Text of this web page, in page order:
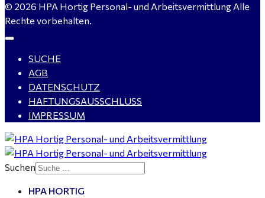
Rohrleitungsbau - Tagschicht - Leuna ab 20 €
Kalkulator (m/w/d) mit technischen Erfahrungen
gesucht für Halle (Saale) - ab 4.000 €
25
Mitarbeiter Wohnungssanierung / Maler (m/w/d)
© 2026 HPA Hortig Personal- und Arbeitsvermittlung Alle
Rechte vorbehalten.
SUCHE
AGB
DATENSCHUTZ
HAFTUNGSAUSSCHLUSS
IMPRESSUM
Suchen
HPA HORTIG